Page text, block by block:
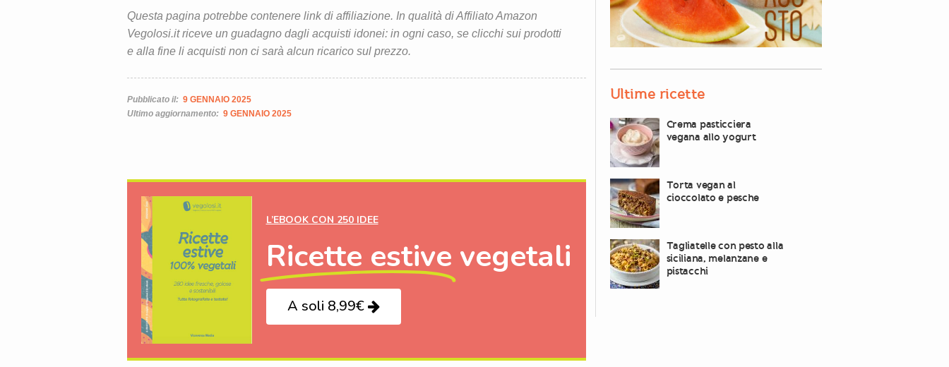
Questa pagina potrebbe contenere link di affiliazione. In qualità di Affiliato Amazon
Vegolosi.it riceve un guadagno dagli acquisti idonei: in ogni caso, se clicchi sui prodotti
e alla fine li acquisti non ci sarà alcun ricarico sul prezzo.
Pubblicato il: 9 GENNAIO 2025
Ultimo aggiornamento: 9 GENNAIO 2025
L’EBOOK CON 250 IDEE
Ricette estive vegetali
A soli 8,99€
Ultime ricette
Crema pasticciera
vegana allo yogurt
Torta vegan al
cioccolato e pesche
Tagliatelle con pesto alla
siciliana, melanzane e
pistacchi